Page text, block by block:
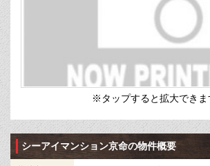
※タップすると拡大できま
シーアイマンション京命の物件概要